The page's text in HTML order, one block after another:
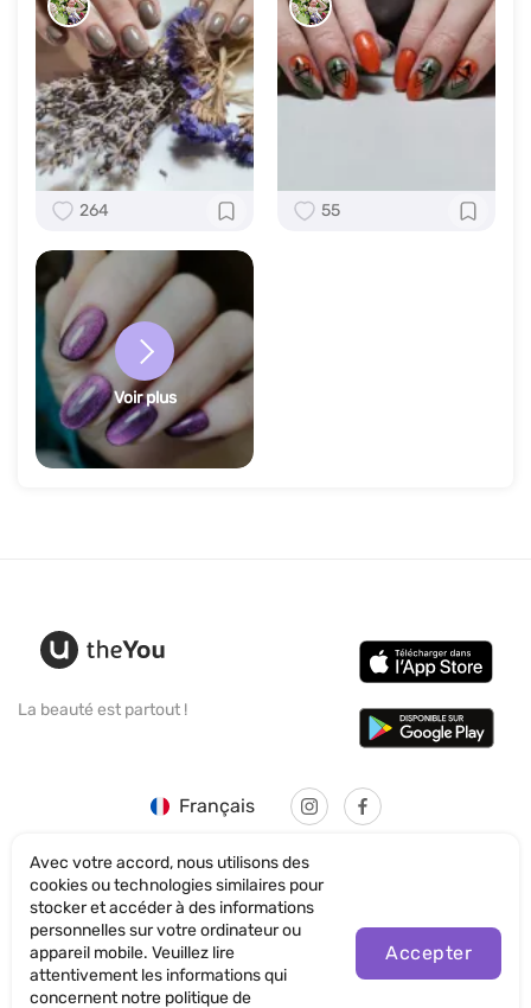
264 55
Voir plus
La beauté est partout !
Français
© SANTICUM INTERNATIONAL LTD
Politique de confidentialité
Avec votre accord, nous utilisons des
cookies ou technologies similaires pour
stocker et accéder à des informations
personnelles sur votre ordinateur ou
appareil mobile. Veuillez lire
attentivement les informations qui
concernent notre politique de
Accepter